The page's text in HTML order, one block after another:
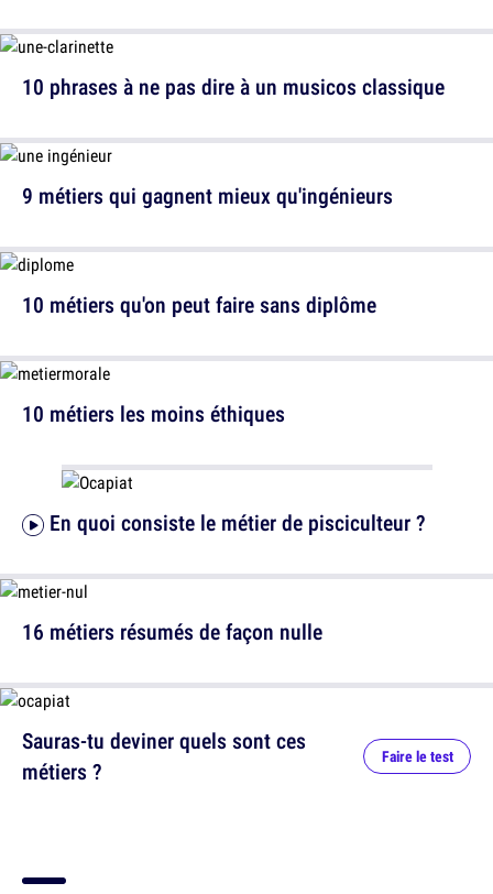
10 phrases à ne pas dire à un musicos classique
10 métiers qu'on peut faire sans diplôme
En quoi consiste le métier de pisciculteur ?
9 métiers qui gagnent mieux qu'ingénieurs
10 métiers les moins éthiques
16 métiers résumés de façon nulle
Sauras-tu deviner quels sont ces
métiers ?
Faire le test